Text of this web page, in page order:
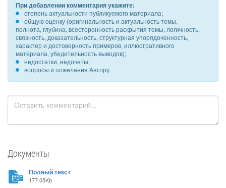
При добавлении комментария укажите:
степень актуальности публикуемого материала;
общую оценку (оригинальность и актуальность темы,
полнота, глубина, всесторонность раскрытия темы, логичность,
связность, доказательность, структурная упорядоченность,
характер и достоверность примеров, иллюстративного
материала, убедительность выводов);
недостатки, недочеты;
вопросы и пожелания Автору.
Документы
Полный текст
177.05Kb